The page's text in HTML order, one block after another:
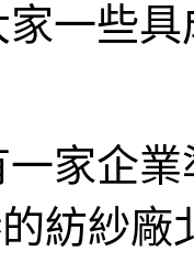
一些
家企
紡紗